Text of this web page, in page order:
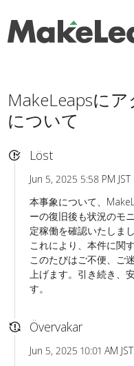
MakeLeapsに
について
Löst
Jun 5, 2025 5:58 PM JST
本事象について、
ーの復旧後も状況のモ
定稼働を確認いたしまし
これにより、本件に関
このたびはご不便、ご
上げます。引き続き、
す。
Övervakar
Jun 5, 2025 10:01 AM JST